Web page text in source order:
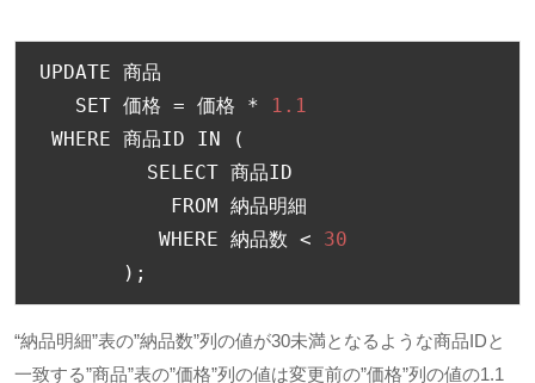
UPDATE 商品
   SET
価格 = 価格 *
1.1
WHERE 商品ID IN
(
         SELECT
商品ID
           FROM
納品明細
          WHERE
納品数 <
30
);
“納品明細”表の”納品数”列の値が30未満となるような商品IDと
一致する”商品”表の”価格”列の値は変更前の”価格”列の値の1.1